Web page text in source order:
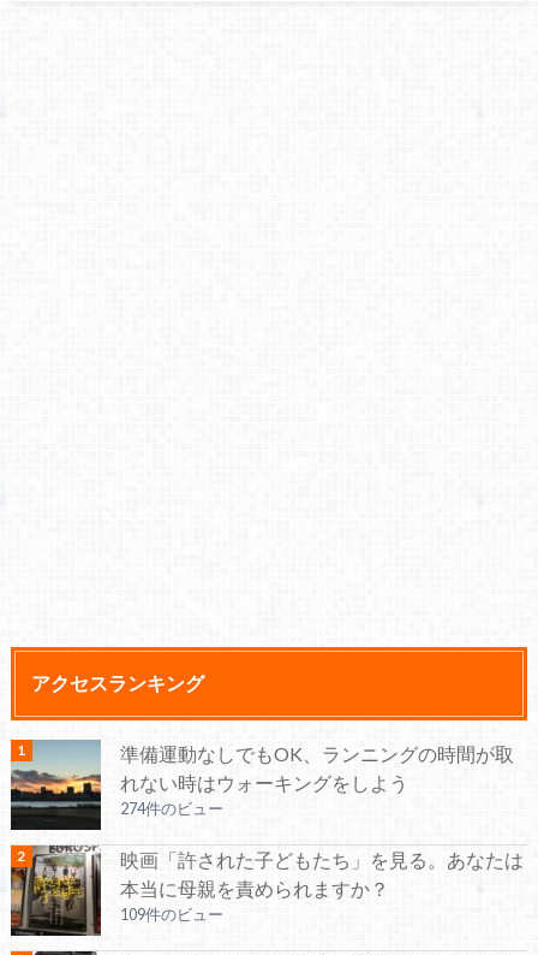
アクセスランキング
準備運動なしでもOK、ランニングの時間が取
れない時はウォーキングをしよう
274件のビュー
映画「許された子どもたち」を見る。あなたは
本当に母親を責められますか？
109件のビュー